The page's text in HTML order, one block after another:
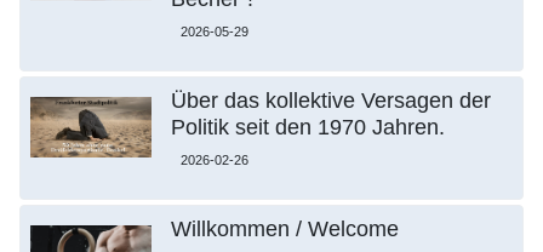
2026-05-29
Über das kollektive Versagen der
Politik seit den 1970 Jahren.
2026-02-26
Willkommen / Welcome